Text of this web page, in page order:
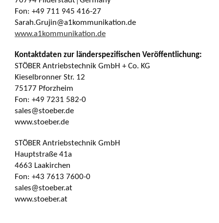
Fon: +49 711 945 416-27
Sarah.Grujin@a1kommunikation.de
www.a1kommunikation.de
Kontaktdaten zur länderspezifischen Veröffentlichung:
STÖBER Antriebstechnik GmbH + Co. KG
Kieselbronner Str. 12
75177 Pforzheim
Fon: +49 7231 582-0
sales@stoeber.de
www.stoeber.de
STÖBER Antriebstechnik GmbH
Hauptstraße 41a
4663 Laakirchen
Fon: +43 7613 7600-0
sales@stoeber.at
www.stoeber.at